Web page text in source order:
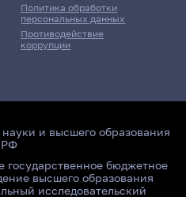
Политика обработки
персональных данных
Противодействие
коррупции
и высшего образования
РФ
государственное бюджетное
высшего образования
исследовательский